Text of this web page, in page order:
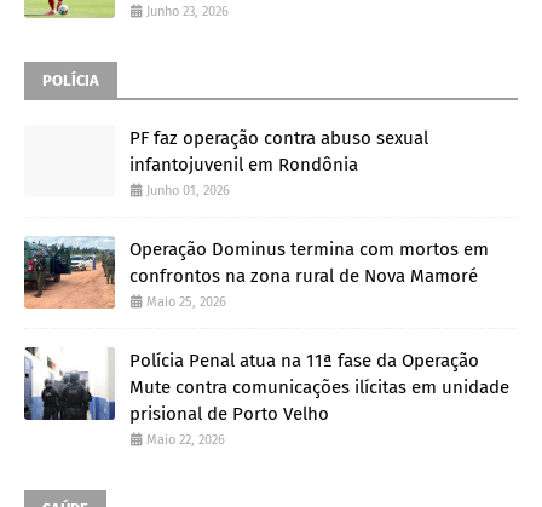
Junho 23, 2026
POLÍCIA
PF faz operação contra abuso sexual
infantojuvenil em Rondônia
Junho 01, 2026
Operação Dominus termina com mortos em
confrontos na zona rural de Nova Mamoré
Maio 25, 2026
Polícia Penal atua na 11ª fase da Operação
Mute contra comunicações ilícitas em unidade
prisional de Porto Velho
Maio 22, 2026